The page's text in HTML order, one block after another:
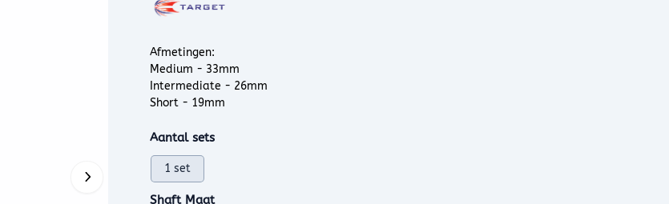
Afmetingen:
Medium - 33mm
Intermediate - 26mm
Short - 19mm
Maak een keuze voor
Aantal sets
1 set
Shaft Maat